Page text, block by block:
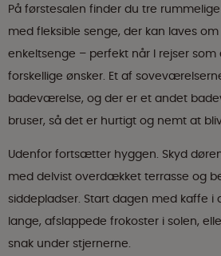
På førstesalen finder du tre
med fleksible senge, der kan laves
enkeltsenge – perfekt når I rejser
forskellige ønsker. Et af
badeværelse, og der er et andet
bruser, så det er hurtigt og nemt at
Udenfor fortsætter hyggen. Skyd
med delvist overdækket terrasse og
siddepladser. Start dagen med kaffe i
lange, afslappede frokoster i solen,
snak under stjernerne.